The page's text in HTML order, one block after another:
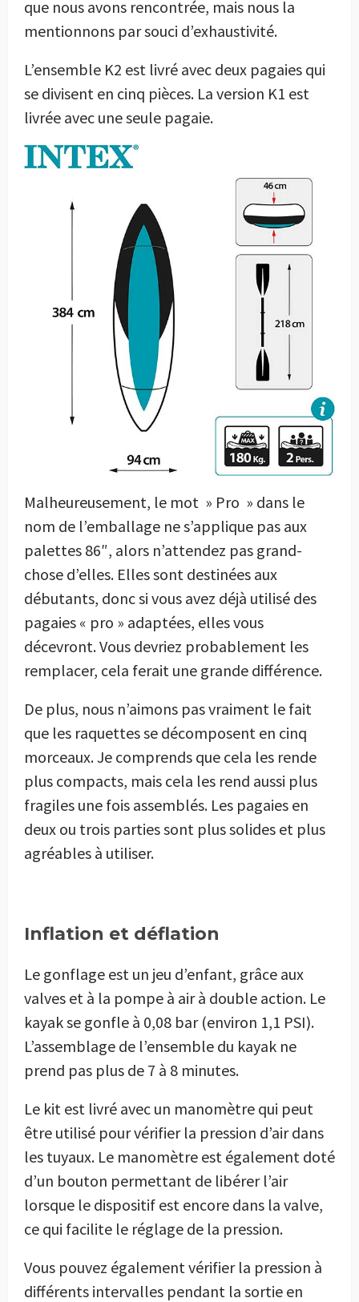
que nous avons rencontrée, mais nous la
mentionnons par souci d’exhaustivité.
L’ensemble K2 est livré avec deux pagaies qui
se divisent en cinq pièces. La version K1 est
livrée avec une seule pagaie.
Malheureusement, le mot » Pro » dans le
nom de l’emballage ne s’applique pas aux
palettes 86″, alors n’attendez pas grand-
chose d’elles. Elles sont destinées aux
débutants, donc si vous avez déjà utilisé des
pagaies « pro » adaptées, elles vous
décevront. Vous devriez probablement les
remplacer, cela ferait une grande différence.
De plus, nous n’aimons pas vraiment le fait
que les raquettes se décomposent en cinq
morceaux. Je comprends que cela les rende
plus compacts, mais cela les rend aussi plus
fragiles une fois assemblés. Les pagaies en
deux ou trois parties sont plus solides et plus
agréables à utiliser.
Inflation et déflation
Le gonflage est un jeu d’enfant, grâce aux
valves et à la pompe à air à double action. Le
kayak se gonfle à 0,08 bar (environ 1,1 PSI).
L’assemblage de l’ensemble du kayak ne
prend pas plus de 7 à 8 minutes.
Le kit est livré avec un manomètre qui peut
être utilisé pour vérifier la pression d’air dans
les tuyaux. Le manomètre est également doté
d’un bouton permettant de libérer l’air
lorsque le dispositif est encore dans la valve,
ce qui facilite le réglage de la pression.
Vous pouvez également vérifier la pression à
différents intervalles pendant la sortie en